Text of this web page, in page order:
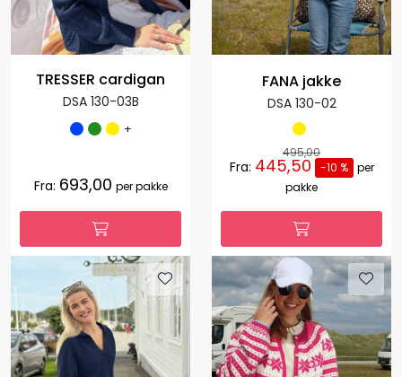
TRESSER cardigan
DSA 130-03B
+
Fra: 693,00 per pakke
FANA jakke
DSA 130-02
495,00
Fra: 445,50 -10 %
per
pakke